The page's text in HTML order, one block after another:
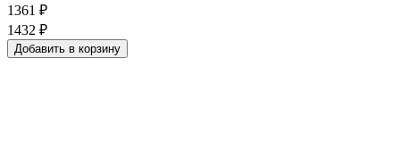
1361 ₽
1432 ₽
Добавить в корзину